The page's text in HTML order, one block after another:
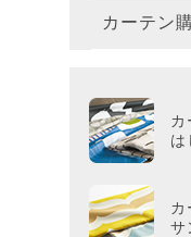
カーテン
カ
は
カ
サ